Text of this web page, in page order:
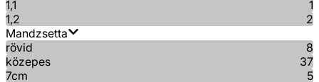
1,1
1
1,2
2
Mandzsetta
rövid
8
közepes
37
7cm
5